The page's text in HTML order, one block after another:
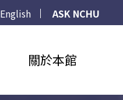
English
ASK NCHU
關於本館